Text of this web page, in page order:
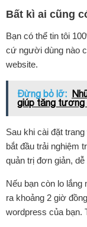
Bất kì ai cũng
Bạn có thể tin tôi
cứ người dùng nào
website.
Đừng bỏ lỡ:
giúp tăng tương
Sau khi cài đặt
bắt đầu trải nghiệm
quản trị đơn giản, dễ
Nếu bạn còn lo
ra khoảng 2 giờ
wordpress của bạn.